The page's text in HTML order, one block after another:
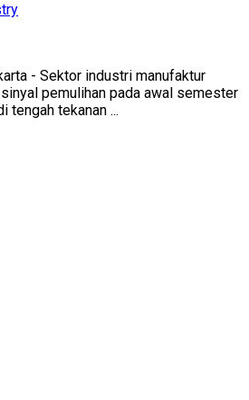
- Sektor industri manufaktur
pemulihan pada awal semester
tengah tekanan ...